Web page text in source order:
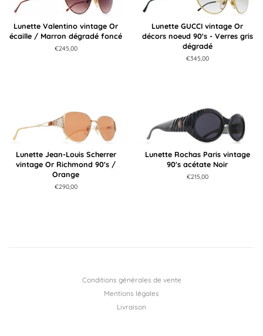
Lunette Valentino vintage Or
écaille / Marron dégradé foncé
Prix
€245,00
Lunette GUCCI vintage Or
décors noeud 90's - Verres gris
dégradé
Prix
€345,00
Lunette Jean-Louis Scherrer
vintage Or Richmond 90's /
Orange
Prix
€290,00
Lunette Rochas Paris vintage
90's acétate Noir
Prix
€215,00
Conditions générales de vente
Mentions légales
Livraison